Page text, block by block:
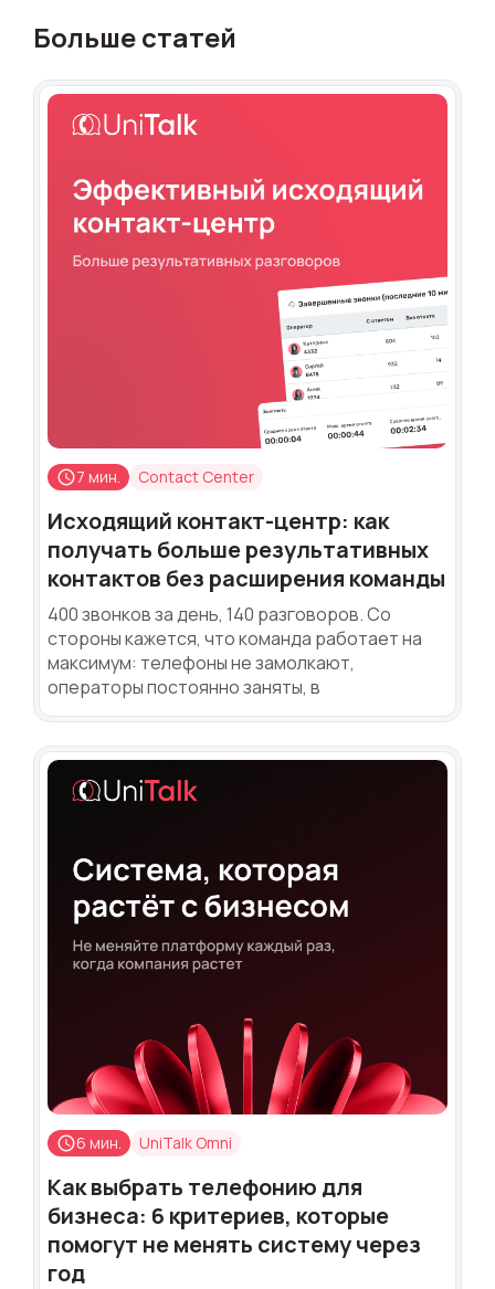
Больше статей
7 мин. Contact Center
Исходящий контакт-центр: как
получать больше результативных
контактов без расширения команды
400 звонков за день, 140 разговоров. Со
стороны кажется, что команда работает на
максимум: телефоны не замолкают,
операторы постоянно заняты, в
6 мин. UniTalk Omni
Как выбрать телефонию для
бизнеса: 6 критериев, которые
помогут не менять систему через
год